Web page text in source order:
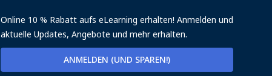
Online 10 % Rabatt aufs eLearning erhalten! Anmelden und
aktuelle Updates, Angebote und mehr erhalten.
ANMELDEN (UND SPAREN!)